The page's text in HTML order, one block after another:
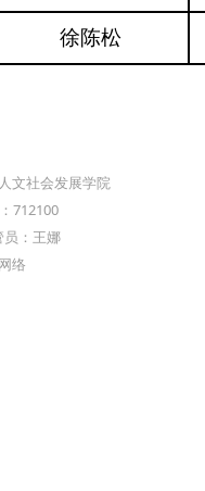
徐陈松
文社会发展学院
712100
：王娜
络